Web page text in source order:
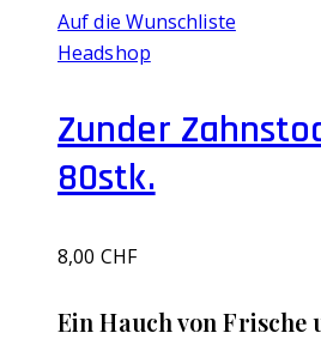
Auf die Wunschliste
Headshop
Zunder
80stk.
8,00 CHF
Ein Hauch von Frische